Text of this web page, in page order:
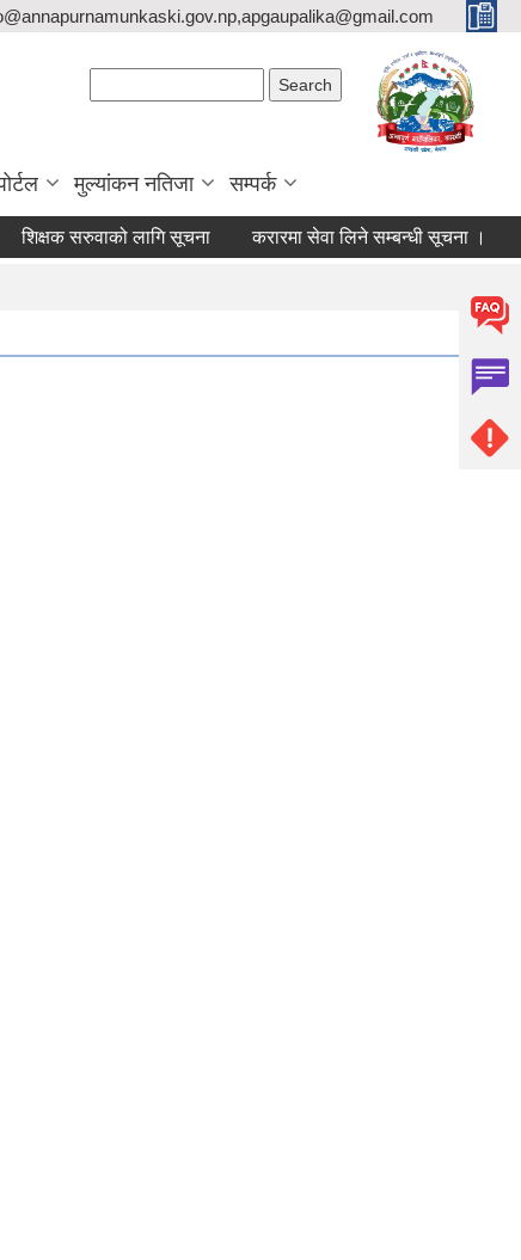
मुल्यांकन नतिजा सम्पर्क
सरुवाको लागि सूचना करारमा सेवा लिने सम्बन्धी सूचना ।